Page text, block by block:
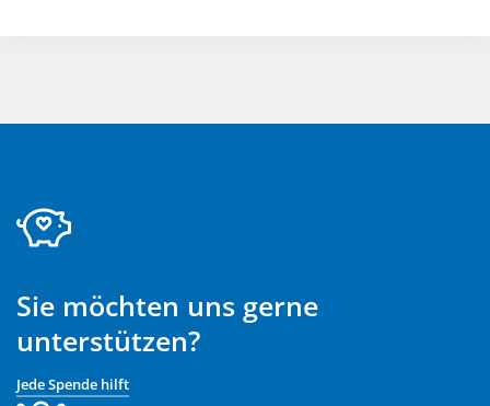
Sie möchten uns gerne
unterstützen?
Jede Spende hilft